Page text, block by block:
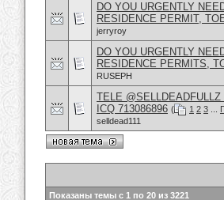
DO YOU URGENTLY
RESIDENCE PERMIT,
jerryroy
DO YOU URGENTLY
RESIDENCE PERMITS,
RUSEPH
TELE
ICQ 713086896 ( 1 2 3
selldead111
Показаны темы с 1 по 20 из 3221